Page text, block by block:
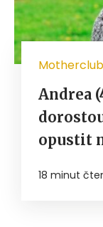
Andrea
opustit
18 minut